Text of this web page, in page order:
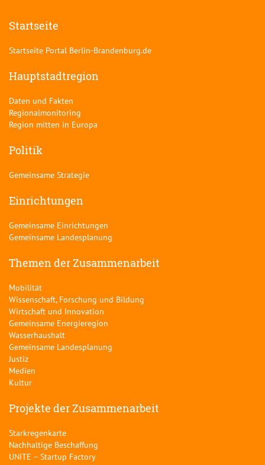
Startseite
Startseite Portal Berlin-Brandenburg.de
Hauptstadtregion
Daten und Fakten
Regionalmonitoring
Region mitten in Europa
Politik
Gemeinsame Strategie
Einrichtungen
Gemeinsame Einrichtungen
Gemeinsame Landesplanung
Themen der Zusammenarbeit
Mobilität
Wissenschaft, Forschung und Bildung
Wirtschaft und Innovation
Gemeinsame Energieregion
Wasserhaushalt
Gemeinsame Landesplanung
Justiz
Medien
Kultur
Projekte der Zusammenarbeit
Starkregenkarte
Nachhaltige Beschaffung
UNITE – Startup Factory